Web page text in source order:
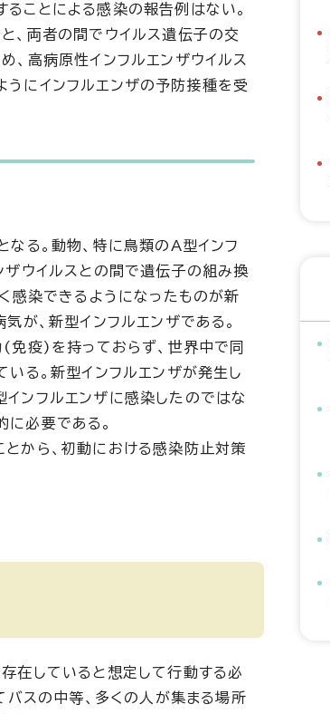
ことによる感染の報告例はない。
、両者の間でウイルス遺伝子の交
、高病原性インフルエンザウイルス
にインフルエンザの予防接種を受
る。動物、特に鳥類のA型インフ
ザウイルスとの間で遺伝子の組み換
感染できるようになったものが新
が、新型インフルエンザである。
免疫)を持っておらず、世界中で同
る。新型インフルエンザが発生し
ンフルエンザに感染したのではな
必要である。
から、初動における感染防止対策
在していると想定して行動する必
バスの中等、多くの人が集まる場所